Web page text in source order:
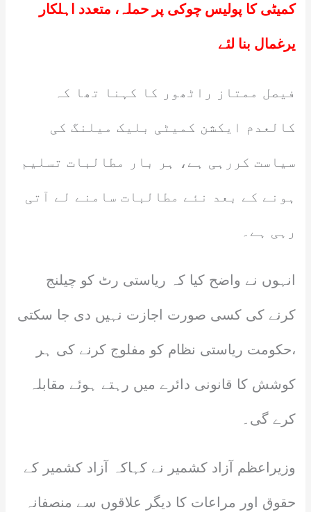
کمیٹی کا پولیس چوکی پر حملہ، متعدد اہلکار
یرغمال بنا لئے
فیصل ممتاز راٹھور کا کہنا تھا کہ
کالعدم ایکشن کمیٹی بلیک میلنگ کی
سیاست کررہی ہے، ہر بار مطالبات تسلیم
ہونے کے بعد نئے مطالبات سامنے لے آتی
رہی ہے۔
انہوں نے واضح کیا کہ ریاستی رٹ کو چیلنج
کرنے کی کسی صورت اجازت نہیں دی جا سکتی
،حکومت ریاستی نظام کو مفلوج کرنے کی ہر
کوشش کا قانونی دائرے میں رہتے ہوئے مقابلہ
کرے گی۔
وزیراعظم آزاد کشمیر نے کہاکہ آزاد کشمیر کے
حقوق اور مراعات کا دیگر علاقوں سے منصفانہ